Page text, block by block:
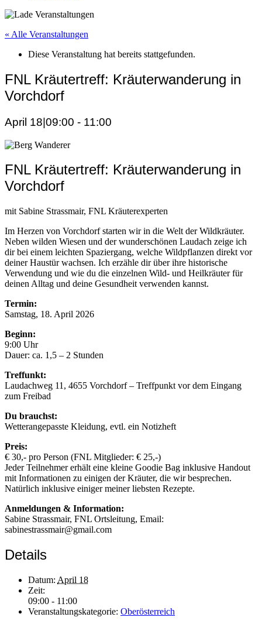
« Alle Veranstaltungen
Diese Veranstaltung hat bereits stattgefunden.
FNL Kräutertreff: Kräuterwanderung in
Vorchdorf
April 18|09:00 - 11:00
FNL Kräutertreff: Kräuterwanderung in
Vorchdorf
mit Sabine Strassmair, FNL Kräuterexperten
Im Herzen von Vorchdorf starten wir in die Welt der Wildkräuter.
Neben wilden Wiesen und der wunderschönen Laudach zeige ich
dir bei einem leichten Spaziergang, welche Wildpflanzen direkt vor
deiner Haustür wachsen. Ich erzähle dir über ihre historische
Verwendung und wie du die einzelnen Wild- und Heilkräuter für
deinen Alltag und deine Gesundheit verwenden kannst.
Termin:
Samstag, 18. April 2026
Beginn:
9:00 Uhr
Dauer: ca. 1,5 – 2 Stunden
Treffunkt:
Laudachweg 11, 4655 Vorchdorf – Treffpunkt vor dem Eingang
zum Freibad
Du brauchst:
Wetterangepasste Kleidung, evtl. ein Notizheft
Preis:
€ 30,- pro Person (FNL Mitglieder: € 25,-)
Jeder Teilnehmer erhält eine kleine Goodie Bag inklusive Handout
mit Informationen zu einigen der Kräuter, die wir besprechen.
Natürlich inklusive einiger meiner liebsten Rezepte.
Anmeldungen & Information:
Sabine Strassmair, FNL Ortsleitung, Email:
sabinestrassmair@gmail.com
Details
Datum: April 18
Zeit:
09:00 - 11:00
Veranstaltungskategorie: Oberösterreich